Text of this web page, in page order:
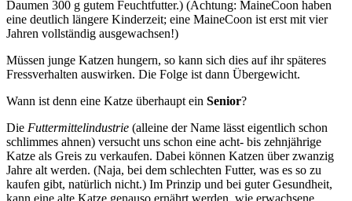
Daumen 300 g gutem Feuchtfutter.) (Achtung: MaineCoon haben
eine deutlich längere Kinderzeit; eine MaineCoon ist erst mit vier
Jahren vollständig ausgewachsen!)
Müssen junge Katzen hungern, so kann sich dies auf ihr späteres
Fressverhalten auswirken. Die Folge ist dann Übergewicht.
Wann ist denn eine Katze überhaupt ein Senior?
Die Futtermittelindustrie (alleine der Name lässt eigentlich schon
schlimmes ahnen) versucht uns schon eine acht- bis zehnjährige
Katze als Greis zu verkaufen. Dabei können Katzen über zwanzig
Jahre alt werden. (Naja, bei dem schlechten Futter, was es so zu
kaufen gibt, natürlich nicht.) Im Prinzip und bei guter Gesundheit,
kann eine alte Katze genauso ernährt werden, wie erwachsene